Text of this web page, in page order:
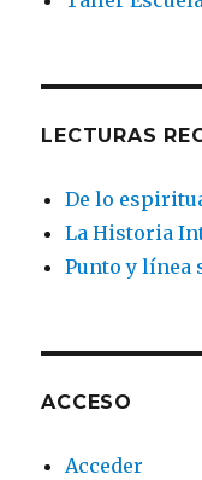
LECTURAS
De lo
La Historia
Punto y línea
ACCESO
Acceder